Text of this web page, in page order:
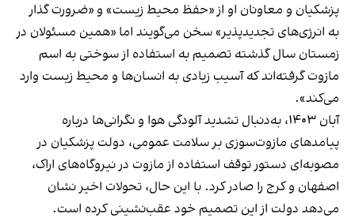
پزشکیان و معاونان او از «حفظ محیط زیست» و «ضرورت گذار
به انرژی‌های تجدیدپذیر» سخن می‌گویند اما «همین مسئولان در
زمستان سال گذشته تصمیم به استفاده از سوختی به اسم
مازوت گرفته‌اند که آسیب زیادی به انسان‌ها و محیط زیست وارد
می‌کند».
آبان ۱۴۰۳، به‌دنبال تشدید آلودگی هوا و نگرانی‌ها درباره
پیامدهای مازوت‌سوزی بر سلامت عمومی، دولت پزشکیان در
مصوبه‌ای دستور توقف استفاده از مازوت در نیروگاه‌های اراک،
اصفهان و کرج را صادر کرد. با این حال،‌ تحولات اخیر نشان
می‌دهد دولت از این تصمیم خود عقب‌نشینی کرده است.